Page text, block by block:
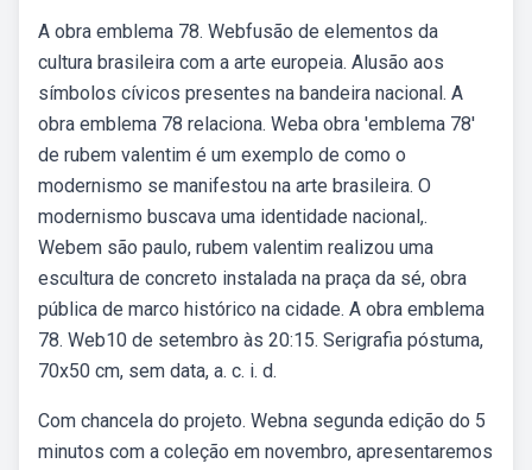
A obra emblema 78. Webfusão de elementos da
cultura brasileira com a arte europeia. Alusão aos
símbolos cívicos presentes na bandeira nacional. A
obra emblema 78 relaciona. Weba obra 'emblema 78'
de rubem valentim é um exemplo de como o
modernismo se manifestou na arte brasileira. O
modernismo buscava uma identidade nacional,.
Webem são paulo, rubem valentim realizou uma
escultura de concreto instalada na praça da sé, obra
pública de marco histórico na cidade. A obra emblema
78. Web10 de setembro às 20:15. Serigrafia póstuma,
70x50 cm, sem data, a. c. i. d.
Com chancela do projeto. Webna segunda edição do 5
minutos com a coleção em novembro, apresentaremos